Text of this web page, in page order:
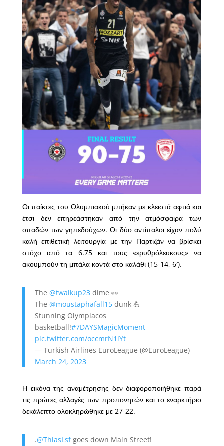
Οι παίκτες του Ολυμπιακού μπήκαν με κλειστά αφτιά και
έτσι δεν επηρεάστηκαν από την ατμόσφαιρα των
οπαδών των γηπεδούχων. Οι δύο αντίπαλοι είχαν πολύ
καλή επιθετική λειτουργία με την Παρτιζάν να βρίσκει
στόχο από τα 6.75 και τους «ερυθρόλευκους» να
ακουμπούν τη μπάλα κοντά στο καλάθι (15-14, 6′).
The @twalkup23 dime 👀
The @moustaphafall15dunk 💪
Stunning Olympiacos
basketball!#7DAYSMagicMoment
pic.twitter.com/occmrN1iYt
— Turkish Airlines EuroLeague (@EuroLeague)
March 24, 2023
Η εικόνα της αναμέτρησης δεν διαφοροποιήθηκε παρά
τις πρώτες αλλαγές των προπονητών και το εναρκτήριο
δεκάλεπτο ολοκληρώθηκε με 27-22.
.@ThiasLsfgoes down Main Street!